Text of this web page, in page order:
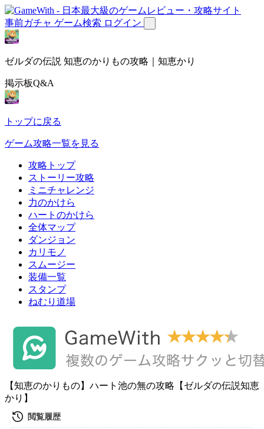
事前ガチャ ゲーム検索 ログイン
ゼルダの伝説 知恵のかりもの攻略｜知恵かり
掲示板Q&A
トップに戻る
ゲーム攻略一覧を見る
攻略トップ
ストーリー攻略
ミニチャレンジ
力のかけら
ハートのかけら
全体マップ
ダンジョン
カリモノ
スムージー
装備一覧
スタンプ
ねむり道場
【知恵のかりもの】ハート池の無の攻略【ゼルダの伝説知恵
かり】